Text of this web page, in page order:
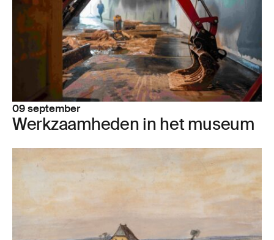
09 september
Werk­zaam­he­den in het museum